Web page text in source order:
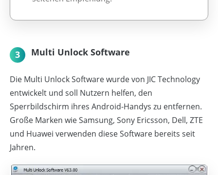
3 Multi Unlock Software
Die Multi Unlock Software wurde von JIC Technology
entwickelt und soll Nutzern helfen, den
Sperrbildschirm ihres Android-Handys zu entfernen.
Große Marken wie Samsung, Sony Ericsson, Dell, ZTE
und Huawei verwenden diese Software bereits seit
Jahren.